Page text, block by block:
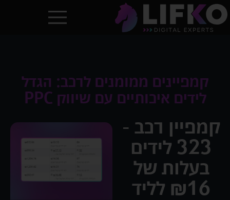
קמפיינים ממומנים לרכב: הגדל
לידים איכותיים עם שיווק PPC
קמפיין רכב -
323 לידים
בעלות של
₪16 לליד